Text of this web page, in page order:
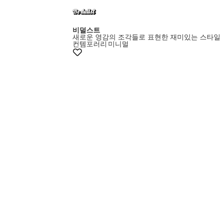
비덜스트
새로운 영감의 조각들로 표현한 재미있는 스타
컨템포러리 미니멀